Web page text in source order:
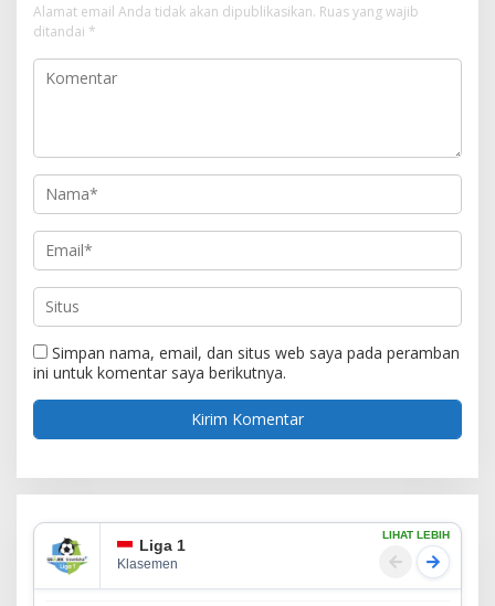
Alamat email Anda tidak akan dipublikasikan. Ruas yang wajib
ditandai *
Simpan nama, email, dan situs web saya pada peramban
ini untuk komentar saya berikutnya.
Liga 1
Klasemen
LIHAT LEBIH